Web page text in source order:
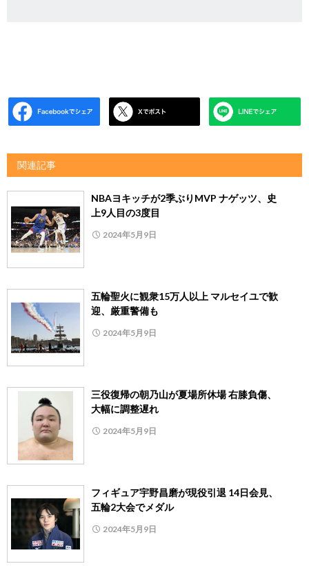
関連記事
NBAヨキッチが2季ぶりMVP ナゲッツ、史
上9人目の3度目
2024年5月9日
五輪聖火に観衆15万人以上 マルセイユで歓
迎、厳重警備も
2024年5月9日
三役復帰の朝乃山が夏場所休場 右膝負傷、
大幅に調整遅れ
2024年5月9日
フィギュア宇野昌磨が現役引退 14日会見、
五輪2大会でメダル
2024年5月9日